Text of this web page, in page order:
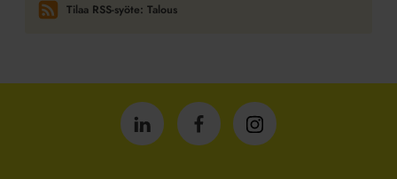
Tilaa RSS-syöte: Talous
IsännöintiliittoIsännöintiliittoIsännöintiliitto